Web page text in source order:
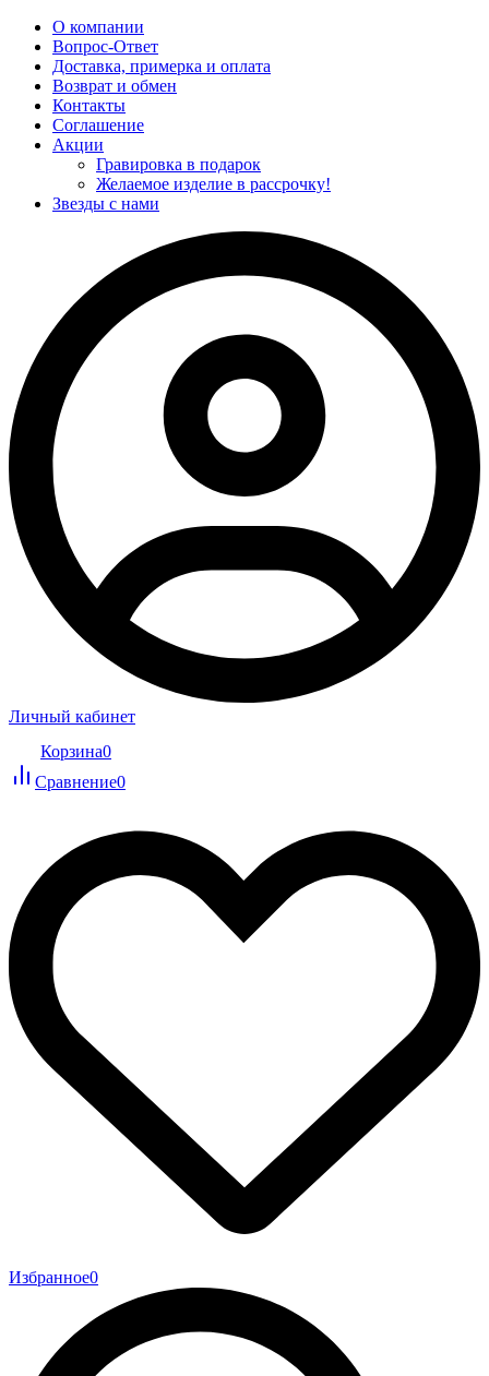
О компании
Вопрос-Ответ
Доставка, примерка и оплата
Возврат и обмен
Контакты
Соглашение
Акции
Гравировка в подарок
Желаемое изделие в рассрочку!
Звезды с нами
Личный кабинет
Корзина0
Сравнение0
Избранное0